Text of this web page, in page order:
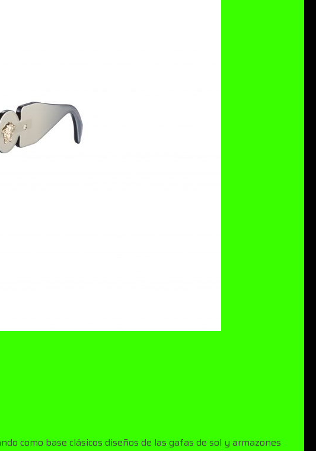
como base clásicos diseños de las gafas de sol y armazones